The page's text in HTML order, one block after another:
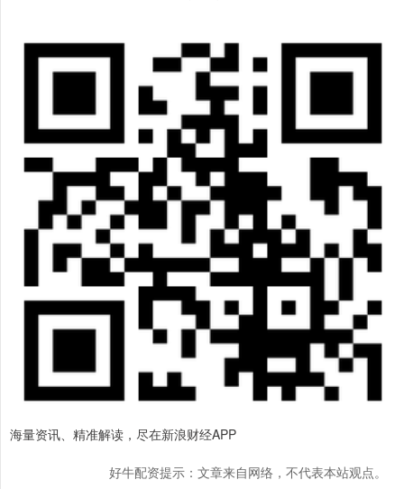
海量资讯、精准解读，尽在新浪财经APP
好牛配资提示：文章来自网络，不代表本站观点。